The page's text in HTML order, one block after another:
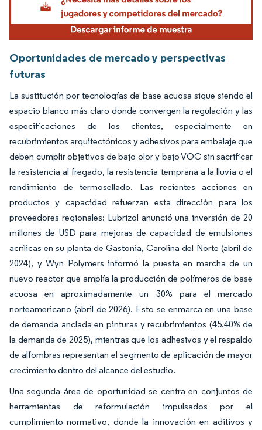
Oportunidades de mercado y perspectivas
futuras
La sustitución por tecnologías de base acuosa sigue siendo el
espacio blanco más claro donde convergen la regulación y las
especificaciones de los clientes, especialmente en
recubrimientos arquitectónicos y adhesivos para embalaje que
deben cumplir objetivos de bajo olor y bajo VOC sin sacrificar
la resistencia al fregado, la resistencia temprana a la lluvia o el
rendimiento de termosellado. Las recientes acciones en
productos y capacidad refuerzan esta dirección para los
proveedores regionales: Lubrizol anunció una inversión de 20
millones de USD para mejoras de capacidad de emulsiones
acrílicas en su planta de Gastonia, Carolina del Norte (abril de
2024), y Wyn Polymers informó la puesta en marcha de un
nuevo reactor que amplía la producción de polímeros de base
acuosa en aproximadamente un 30% para el mercado
norteamericano (abril de 2026). Esto se enmarca en una base
de demanda anclada en pinturas y recubrimientos (45.40% de
la demanda de 2025), mientras que los adhesivos y el respaldo
de alfombras representan el segmento de aplicación de mayor
crecimiento dentro del alcance del estudio.
Una segunda área de oportunidad se centra en conjuntos de
herramientas de reformulación impulsados por el
cumplimiento normativo, donde la innovación en aditivos y